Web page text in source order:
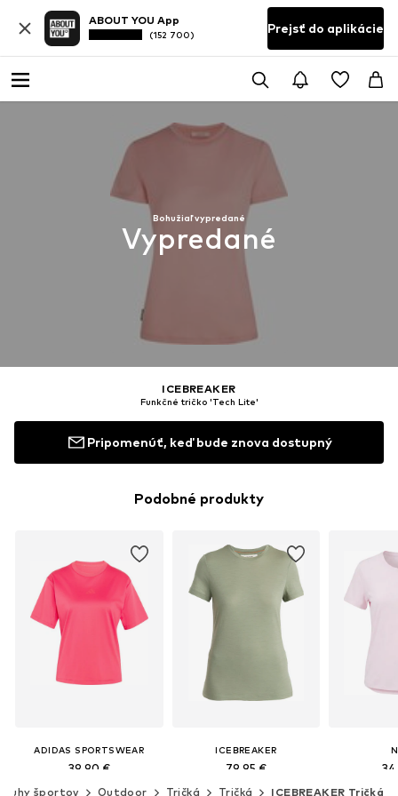
ABOUT YOU App
(152 700) Prejsť do aplikácie
Bohužiaľ vypredané
Vypredané
ICEBREAKER
Funkčné tričko 'Tech Lite'
Pripomenúť, keď bude znova dostupný
Podobné produkty
ADIDAS SPORTSWEAR
39,90 €
ICEBREAKER
79,95 €
športov Outdoor Tričká Tričká ICEBREAKER Tričká